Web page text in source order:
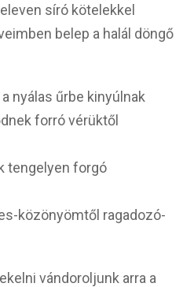
síró kötelekkel
belep a halál döngő
nyálas űrbe kinyúlnak
forró vérüktől
tengelyen forgó
közönyömtől ragadozó-
vándoroljunk arra a